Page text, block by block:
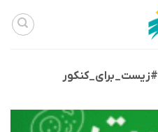
#زیست_برای_کنکور